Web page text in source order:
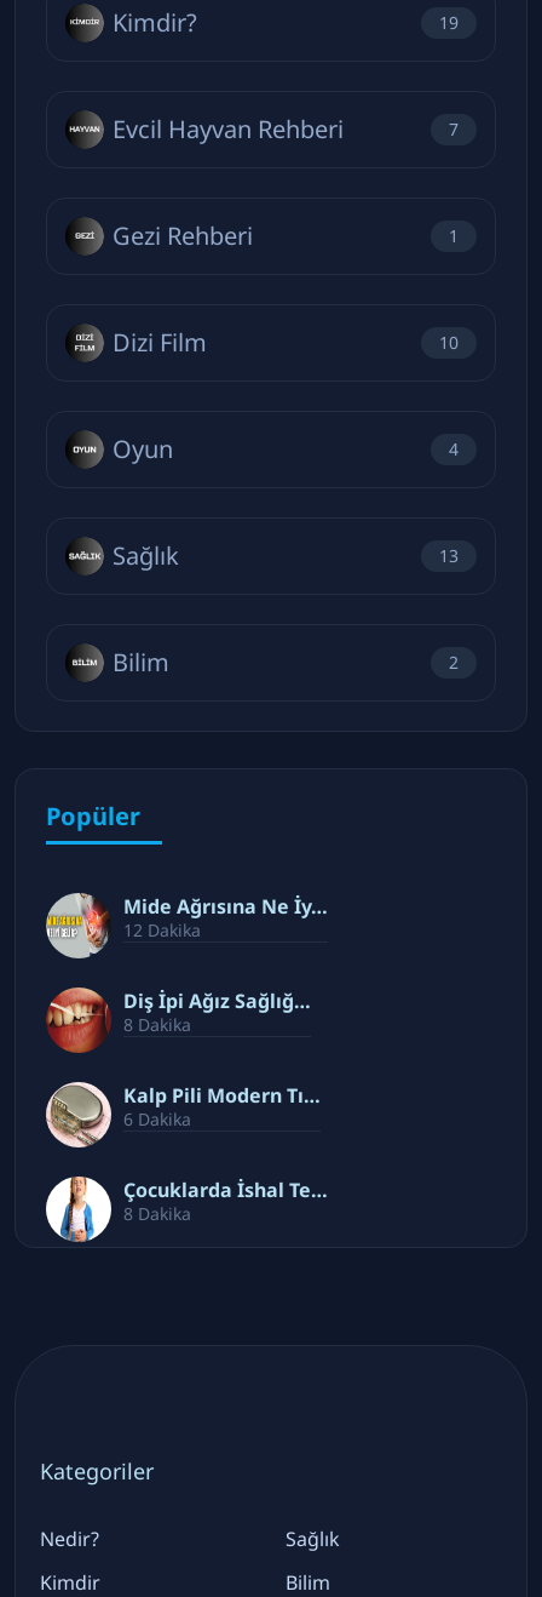
Kimdir? 19
Evcil Hayvan Rehberi 7
Gezi Rehberi 1
Dizi Film 10
Oyun 4
Sağlık 13
Bilim 2
Popüler
Mide Ağrısına Ne İy…
12 Dakika
Diş İpi Ağız Sağlığ…
8 Dakika
Kalp Pili Modern Tı…
6 Dakika
Çocuklarda İshal Te…
8 Dakika
Kategoriler
Nedir?
Kimdir
Sağlık
Bilim